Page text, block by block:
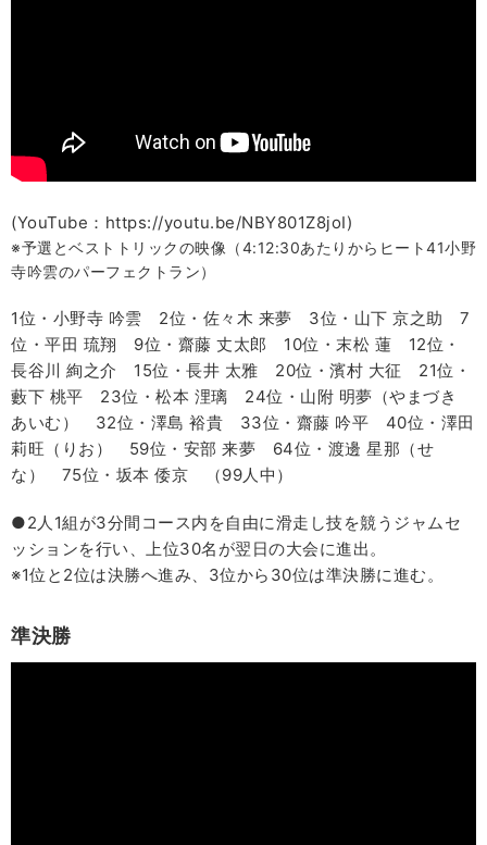
(YouTube：https://youtu.be/NBY801Z8joI)
※予選とベストトリックの映像（4:12:30あたりからヒート41小野
寺吟雲のパーフェクトラン）
1位・小野寺 吟雲 2位・佐々木 来夢 3位・山下 京之助 7
位・平田 琉翔 9位・齋藤 丈太郎 10位・末松 蓮 12位・
長谷川 絢之介 15位・長井 太雅 20位・濱村 大征 21位・
藪下 桃平 23位・松本 浬璃 24位・山附 明夢（やまづき
あいむ） 32位・澤島 裕貴 33位・齋藤 吟平 40位・澤田
莉旺（りお） 59位・安部 来夢 64位・渡邊 星那（せ
な） 75位・坂本 倭京 （99人中）
●2人1組が3分間コース内を自由に滑走し技を競うジャムセ
ッションを行い、上位30名が翌日の大会に進出。
※1位と2位は決勝へ進み、3位から30位は準決勝に進む。
準決勝